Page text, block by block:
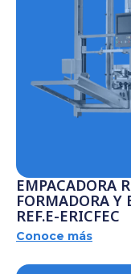
EMPACADORA
FORMADORA Y
REF.E-ERICFEC
Conoce más